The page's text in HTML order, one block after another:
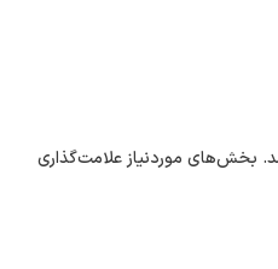
بخش‌های موردنیاز علامت‌گذاری